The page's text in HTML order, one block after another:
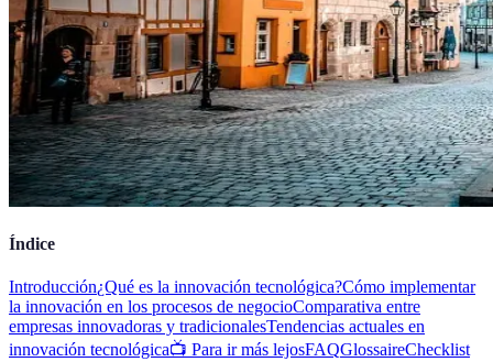
Índice
Introducción¿Qué es la innovación tecnológica?Cómo implementar
la innovación en los procesos de negocioComparativa entre
empresas innovadoras y tradicionalesTendencias actuales en
innovación tecnológica📺 Para ir más lejosFAQGlossaireChecklist